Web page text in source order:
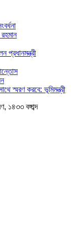
প্রধানমন্ত্রী
স্মরণ করবে: ভূমিমন্ত্রী
বঙ্গাব্দ